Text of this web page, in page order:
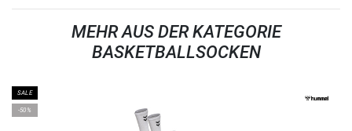
MEHR AUS DER KATEGORIE
BASKETBALLSOCKEN
SALE
-50%